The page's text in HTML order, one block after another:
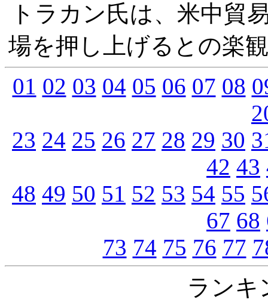
トラカン氏は、米中貿
場を押し上げるとの楽
01 02 03 04 05 06 07 08
23 24 25 26 27 28 29 30
42 43
48 49 50 51 52 53 54 55
67 68
73 74 75 76 77
ランキ